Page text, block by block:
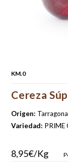
KM.0
Cereza
Origen: Tarragona
Variedad: PRIME
8,95€/Kg